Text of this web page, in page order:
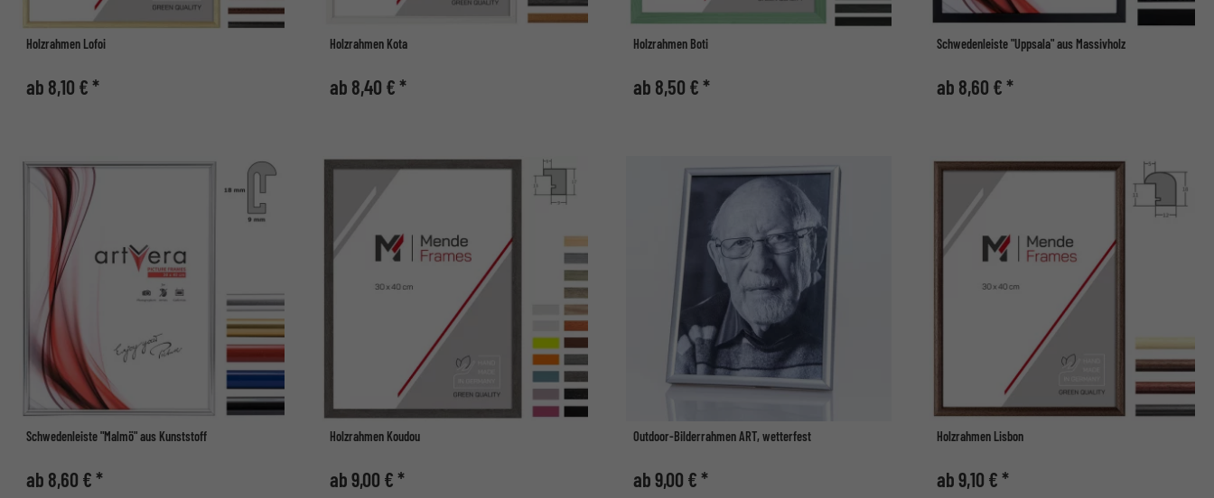
Holzrahmen Lofoi
ab 8,10 € *
Holzrahmen Kota
ab 8,40 € *
Holzrahmen Boti
ab 8,50 € *
Schwedenleiste "Uppsala" aus Massivholz
ab 8,60 € *
Schwedenleiste "Malmö" aus Kunststoff
ab 8,60 € *
Holzrahmen Koudou
ab 9,00 € *
Outdoor-Bilderrahmen ART, wetterfest
ab 9,00 € *
Holzrahmen Lisbon
ab 9,10 € *